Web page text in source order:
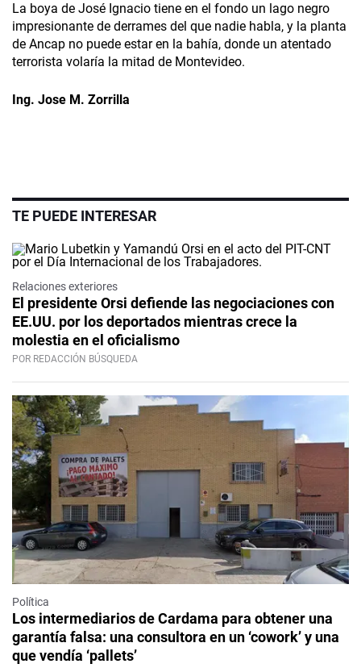
La boya de José Ignacio tiene en el fondo un lago negro
impresionante de derrames del que nadie habla, y la planta
de Ancap no puede estar en la bahía, donde un atentado
terrorista volaría la mitad de Montevideo.
Ing. Jose M. Zorrilla
TE PUEDE INTERESAR
Relaciones exteriores
El presidente Orsi defiende las negociaciones con
EE.UU. por los deportados mientras crece la
molestia en el oficialismo
POR REDACCIÓN BÚSQUEDA
Política
Los intermediarios de Cardama para obtener una
garantía falsa: una consultora en un ‘cowork’ y una
que vendía ‘pallets’